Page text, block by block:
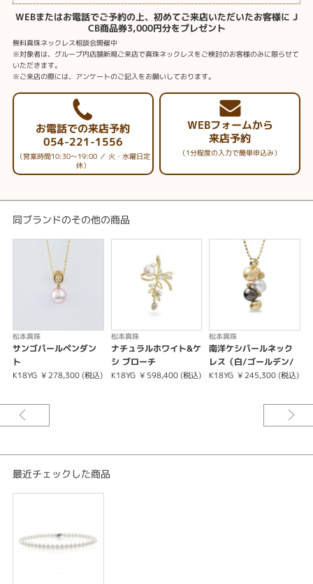
WEBまたはお電話でご予約の上、初めてご来店いただいたお客様に J
CB商品券3,000円分をプレゼント
無料真珠ネックレス相談会開催中
※対象者は、グループ内店舗新規ご来店で真珠ネックレスをご検討のお客様のみに限らせて
いただきます。
※ご来店の際には、アンケートのご記入をお願いしております。
お電話での来店予約
054-221-1556
（営業時間10:30～19:00 ／ 火・水曜日定
休）
WEBフォームから
来店予約
（1分程度の入力で簡単申込み）
同ブランドのその他の商品
松本真珠
サンゴパールペンダン
ト
K18YG ¥ 278,300 (税込)
松本真珠
ナチュラルホワイト&ケ
シ ブローチ
K18YG ¥ 598,400 (税込)
松本真珠
南洋ケシパールネック
レス（白/ゴールデン/
黒）
K18YG ¥ 245,300 (税込)
最近チェックした商品